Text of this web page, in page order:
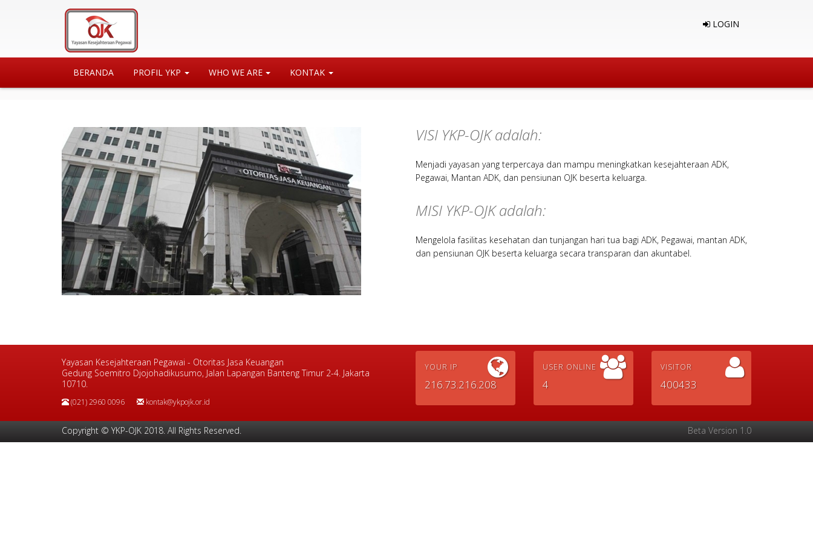
LOGIN
BERANDA PROFIL YKP WHO WE ARE KONTAK
VISI YKP-OJK adalah:
Menjadi yayasan yang terpercaya dan mampu meningkatkan kesejahteraan ADK,
Pegawai, Mantan ADK, dan pensiunan OJK beserta keluarga.
MISI YKP-OJK adalah:
Mengelola fasilitas kesehatan dan tunjangan hari tua bagi ADK, Pegawai, mantan ADK,
dan pensiunan OJK beserta keluarga secara transparan dan akuntabel.
Yayasan Kesejahteraan Pegawai - Otoritas Jasa Keuangan
Gedung Soemitro Djojohadikusumo, Jalan Lapangan Banteng Timur 2-4. Jakarta
10710.
(021) 2960 0096 kontak@ykpojk.or.id
YOUR IP
216.73.216.208
USER ONLINE
4
VISITOR
400433
Copyright © YKP-OJK 2018. All Rights Reserved. Beta Version 1.0